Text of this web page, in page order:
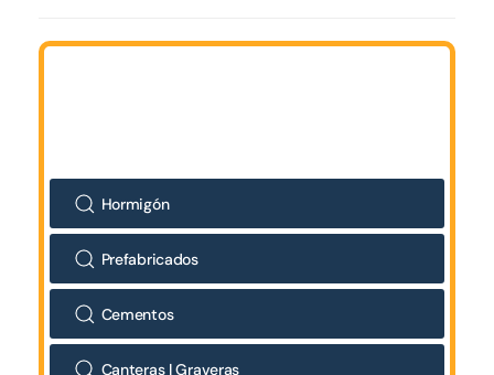
Hormigón
Prefabricados
Cementos
Canteras | Graveras